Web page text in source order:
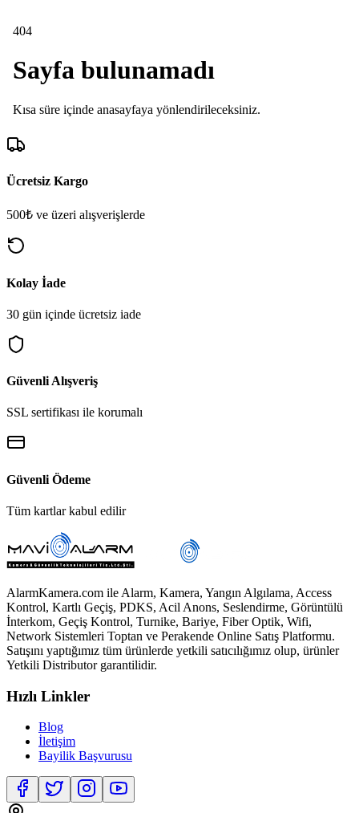
Ücretsiz Kargo
500₺ ve üzeri alışverişlerde
Kolay İade
30 gün içinde ücretsiz iade
Güvenli Alışveriş
SSL sertifikası ile korumalı
Güvenli Ödeme
Tüm kartlar kabul edilir
AlarmKamera.com ile Alarm, Kamera, Yangın Algılama, Access
Kontrol, Kartlı Geçiş, PDKS, Acil Anons, Seslendirme, Görüntülü
İnterkom, Geçiş Kontrol, Turnike, Bariye, Fiber Optik, Wifi,
Network Sistemleri Toptan ve Perakende Online Satış Platformu.
Satışını yaptığımız tüm ürünlerde yetkili satıcılığımız olup, ürünler
Yetkili Distributor garantilidir.
Hızlı Linkler
Blog
İletişim
Bayilik Başvurusu